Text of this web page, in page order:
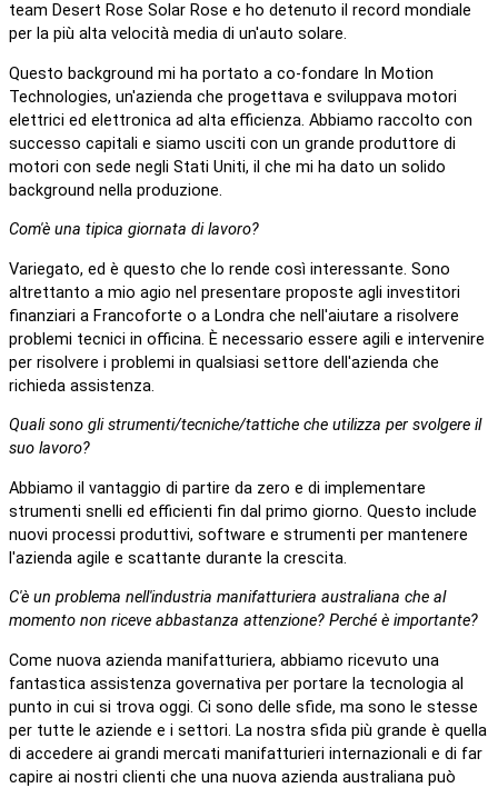
team Desert Rose Solar Rose e ho detenuto il record mondiale
per la più alta velocità media di un'auto solare.
Questo background mi ha portato a co-fondare In Motion
Technologies, un'azienda che progettava e sviluppava motori
elettrici ed elettronica ad alta efficienza. Abbiamo raccolto con
successo capitali e siamo usciti con un grande produttore di
motori con sede negli Stati Uniti, il che mi ha dato un solido
background nella produzione.
Com'è una tipica giornata di lavoro?
Variegato, ed è questo che lo rende così interessante. Sono
altrettanto a mio agio nel presentare proposte agli investitori
finanziari a Francoforte o a Londra che nell'aiutare a risolvere
problemi tecnici in officina. È necessario essere agili e intervenire
per risolvere i problemi in qualsiasi settore dell'azienda che
richieda assistenza.
Quali sono gli strumenti/tecniche/tattiche che utilizza per svolgere il
suo lavoro?
Abbiamo il vantaggio di partire da zero e di implementare
strumenti snelli ed efficienti fin dal primo giorno. Questo include
nuovi processi produttivi, software e strumenti per mantenere
l'azienda agile e scattante durante la crescita.
C'è un problema nell'industria manifatturiera australiana che al
momento non riceve abbastanza attenzione? Perché è importante?
Come nuova azienda manifatturiera, abbiamo ricevuto una
fantastica assistenza governativa per portare la tecnologia al
punto in cui si trova oggi. Ci sono delle sfide, ma sono le stesse
per tutte le aziende e i settori. La nostra sfida più grande è quella
di accedere ai grandi mercati manifatturieri internazionali e di far
capire ai nostri clienti che una nuova azienda australiana può